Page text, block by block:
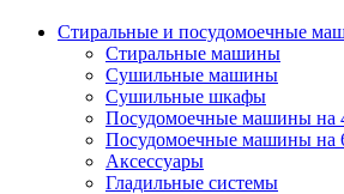
Стиральные и посудомоечные
Стиральные машины
Сушильные машины
Сушильные шкафы
Посудомоечные машины на
Посудомоечные машины на
Аксессуары
Гладильные системы